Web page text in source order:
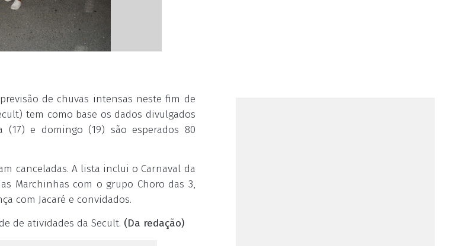
de chuvas intensas neste fim de
tem como base os dados divulgados
(17) e domingo (19) são esperados 80
canceladas. A lista inclui o Carnaval da
Marchinhas com o grupo Choro das 3,
com Jacaré e convidados.
de atividades da Secult. (Da redação)